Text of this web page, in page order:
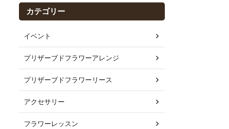
カテゴリー
イベント
プリザーブドフラワーアレンジ
プリザーブドフラワーリース
アクセサリー
フラワーレッスン